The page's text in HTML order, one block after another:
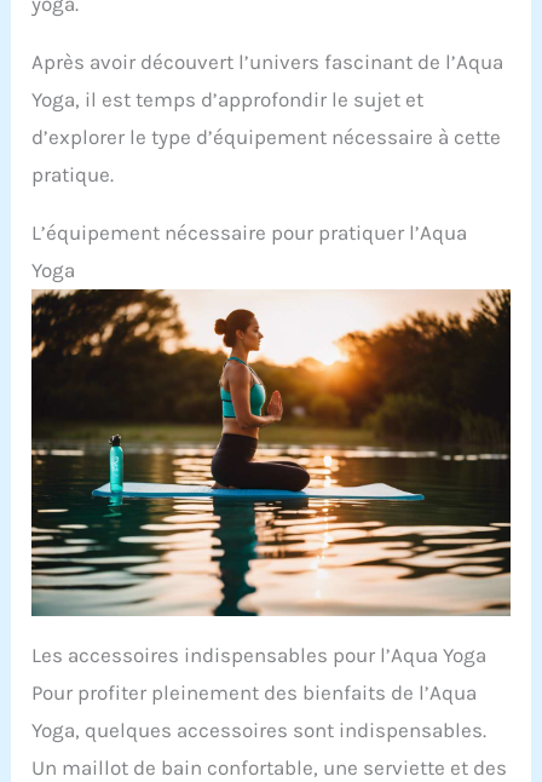
Après avoir découvert l’univers fascinant de l’Aqua
Yoga, il est temps d’approfondir le sujet et
d’explorer le type d’équipement nécessaire à cette
pratique.
L’équipement nécessaire pour pratiquer l’Aqua
Yoga
Les accessoires indispensables pour l’Aqua Yoga
Pour profiter pleinement des bienfaits de l’Aqua
Yoga, quelques accessoires sont indispensables.
Un maillot de bain confortable, une serviette et des